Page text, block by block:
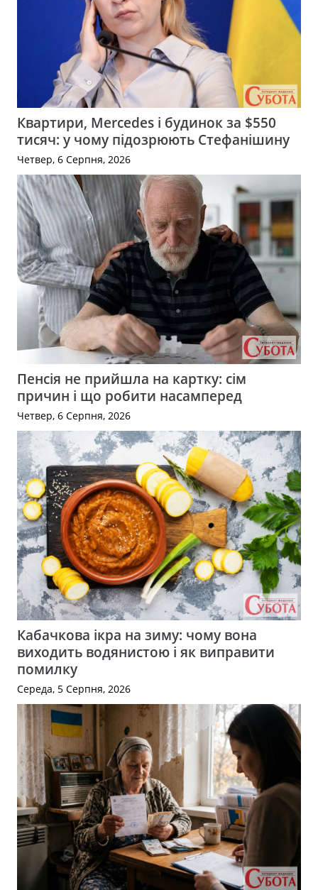
Квартири, Mercedes і будинок за $550
тисяч: у чому підозрюють Стефанішину
Четвер, 6 Серпня, 2026
Пенсія не прийшла на картку: сім
причин і що робити насамперед
Четвер, 6 Серпня, 2026
Кабачкова ікра на зиму: чому вона
виходить водянистою і як виправити
помилку
Середа, 5 Серпня, 2026